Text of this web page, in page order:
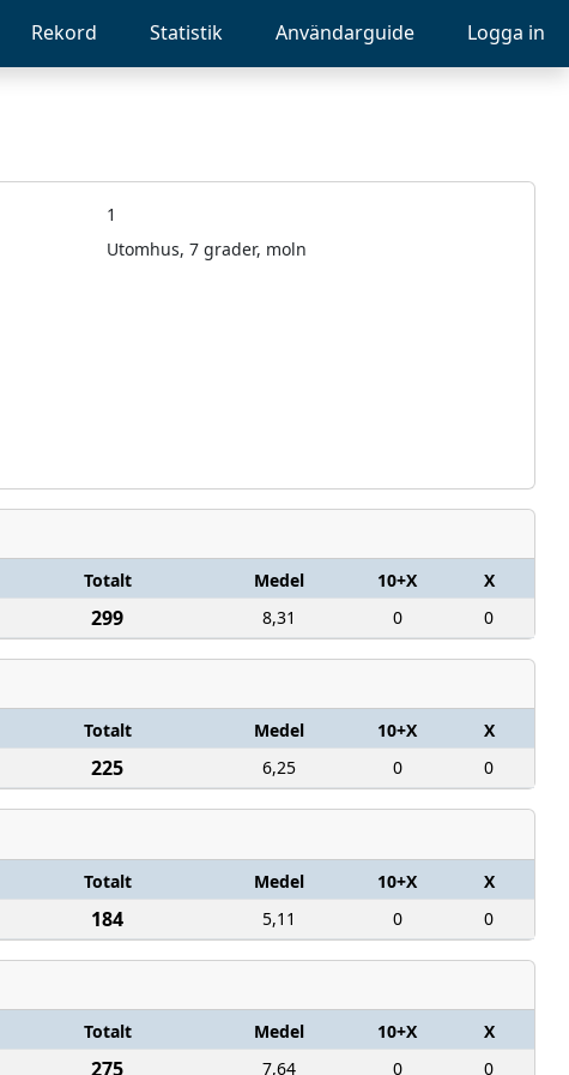
Rekord Statistik Användarguide Logga in
1
Utomhus, 7 grader, moln
Totalt Medel 10+X X
299 8,31 0 0
Totalt Medel 10+X X
225 6,25 0 0
Totalt Medel 10+X X
184 5,11 0 0
Totalt Medel 10+X X
275 7,64 0 0